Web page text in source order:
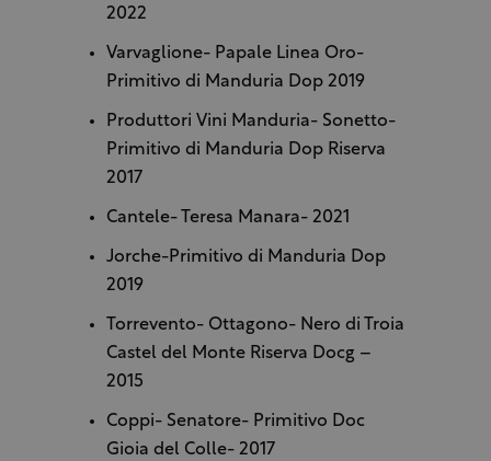
2022
Varvaglione- Papale Linea Oro-
Primitivo di Manduria Dop 2019
Produttori Vini Manduria- Sonetto-
Primitivo di Manduria Dop Riserva
2017
Cantele- Teresa Manara- 2021
Jorche-Primitivo di Manduria Dop
2019
Torrevento- Ottagono- Nero di Troia
Castel del Monte Riserva Docg –
2015
Coppi- Senatore- Primitivo Doc
Gioia del Colle- 2017